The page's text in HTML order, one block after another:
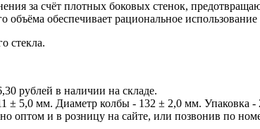
за счёт плотных боковых стенок,
объёма обеспечивает рациональное
стекла.
рублей в наличии на складе.
± 5,0 мм. Диаметр колбы - 132 ± 2,0 мм. Упаковка -
оптом и в розницу на сайте, или позвонив по